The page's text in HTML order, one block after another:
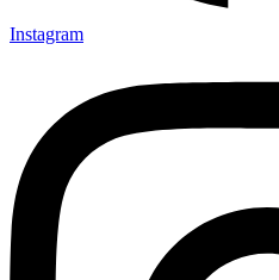
Instagram